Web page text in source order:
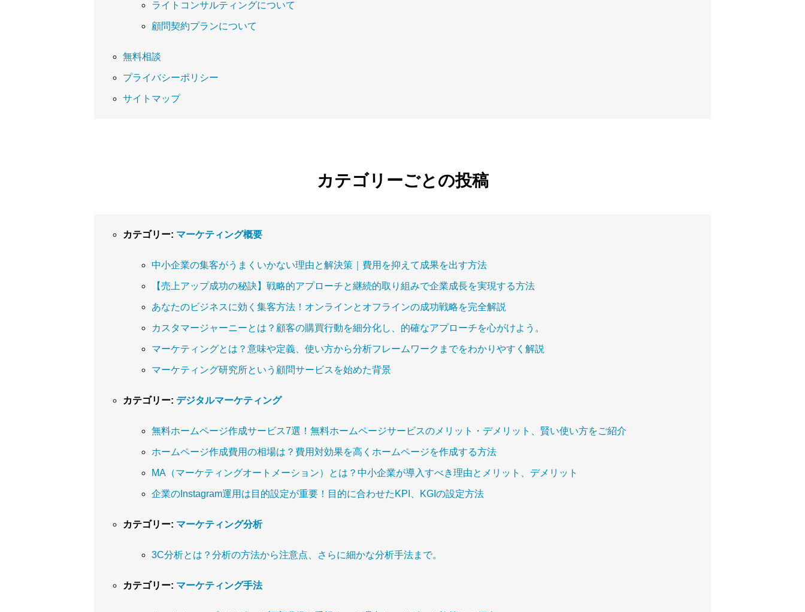
ライトコンサルティングについて
顧問契約プランについて
無料相談
プライバシーポリシー
サイトマップ
カテゴリーごとの投稿
カテゴリー: マーケティング概要
中小企業の集客がうまくいかない理由と解決策｜費用を抑えて成果を出す方法
【売上アップ成功の秘訣】戦略的アプローチと継続的取り組みで企業成長を実現する方法
あなたのビジネスに効く集客方法！オンラインとオフラインの成功戦略を完全解説
カスタマージャーニーとは？顧客の購買行動を細分化し、的確なアプローチを心がけよう。
マーケティングとは？意味や定義、使い方から分析フレームワークまでをわかりやすく解説
マーケティング研究所という顧問サービスを始めた背景
カテゴリー: デジタルマーケティング
無料ホームページ作成サービス7選！無料ホームページサービスのメリット・デメリット、賢い使い方をご紹介
ホームページ作成費用の相場は？費用対効果を高くホームページを作成する方法
MA（マーケティングオートメーション）とは？中小企業が導入すべき理由とメリット、デメリット
企業のInstagram運用は目的設定が重要！目的に合わせたKPI、KGIの設定方法
カテゴリー: マーケティング分析
3C分析とは？分析の方法から注意点、さらに細かな分析手法まで。
カテゴリー: マーケティング手法